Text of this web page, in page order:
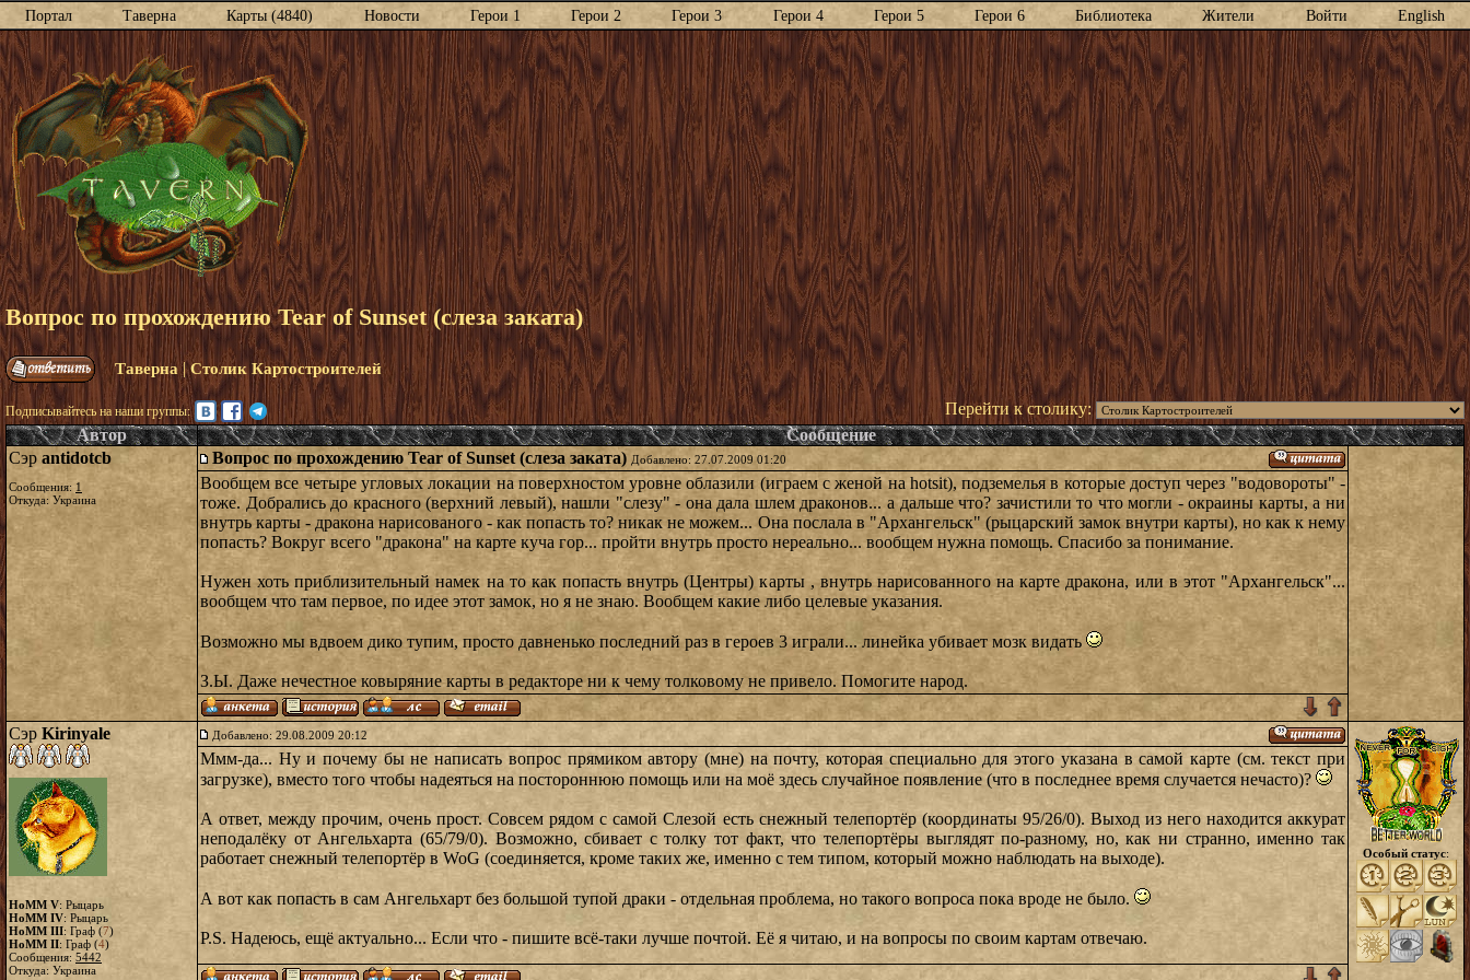
Портал Таверна Карты (4840) Новости Герои 1 Герои 2 Герои 3 Герои 4 Герои 5 Герои 6 Библиотека Жители Войти English
Вопрос по прохождению Tear of Sunset (слеза заката)
Таверна|Столик Картостроителей
Подписывайтесь на наши группы:
Перейти к столику:
Автор
Сообщение
Сэр antidotcb
Сообщения: 1
Откуда: Украина
Вопрос по прохождению Tear of Sunset (слеза заката) Добавлено: 27.07.2009 01:20
Вообщем все четыре угловых локации на поверхностом уровне облазили (играем с женой на hotsit), подземелья в которые доступ через "водовороты" -
тоже. Добрались до красного (верхний левый), нашли "слезу" - она дала шлем драконов... а дальше что? зачистили то что могли - окраины карты, а ни
внутрь карты - дракона нарисованого - как попасть то? никак не можем... Она послала в "Архангельск" (рыцарский замок внутри карты), но как к нему
попасть? Вокруг всего "дракона" на карте куча гор... пройти внутрь просто нереально... вообщем нужна помощь. Спасибо за понимание.
Нужен хоть приблизительный намек на то как попасть внутрь (Центры) карты , внутрь нарисованного на карте дракона, или в этот "Архангельск"...
вообщем что там первое, по идее этот замок, но я не знаю. Вообщем какие либо целевые указания.
Возможно мы вдвоем дико тупим, просто давненько последний раз в героев 3 играли... линейка убивает мозк видать
З.Ы. Даже нечестное ковыряние карты в редакторе ни к чему толковому не привело. Помогите народ.
Сэр Kirinyale
HoMM V: Рыцарь
HoMM IV: Рыцарь
HoMM III: Граф (7)
HoMM II: Граф (4)
Сообщения: 5442
Откуда: Украина
Добавлено: 29.08.2009 20:12
Ммм-да... Ну и почему бы не написать вопрос прямиком автору (мне) на почту, которая специально для этого указана в самой карте (см. текст при
загрузке), вместо того чтобы надеяться на постороннюю помощь или на моё здесь случайное появление (что в последнее время случается нечасто)?
А ответ, между прочим, очень прост. Совсем рядом с самой Слезой есть снежный телепортёр (координаты 95/26/0). Выход из него находится аккурат
неподалёку от Ангельхарта (65/79/0). Возможно, сбивает с толку тот факт, что телепортёры выглядят по-разному, но, как ни странно, именно так
работает снежный телепортёр в WoG (соединяется, кроме таких же, именно с тем типом, который можно наблюдать на выходе).
А вот как попасть в сам Ангельхарт без большой тупой драки - отдельная проблема, но такого вопроса пока вроде не было.
P.S. Надеюсь, ещё актуально... Если что - пишите всё-таки лучше почтой. Её я читаю, и на вопросы по своим картам отвечаю.
Особый статус: